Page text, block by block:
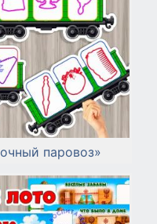
паровоз»